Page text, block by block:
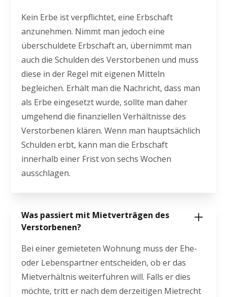
Kein Erbe ist verpflichtet, eine Erbschaft
anzunehmen. Nimmt man jedoch eine
überschuldete Erbschaft an, übernimmt man
auch die Schulden des Verstorbenen und muss
diese in der Regel mit eigenen Mitteln
begleichen. Erhält man die Nachricht, dass man
als Erbe eingesetzt wurde, sollte man daher
umgehend die finanziellen Verhältnisse des
Verstorbenen klären. Wenn man hauptsächlich
Schulden erbt, kann man die Erbschaft
innerhalb einer Frist von sechs Wochen
ausschlagen.
Was passiert mit Mietverträgen des
Verstorbenen?
Bei einer gemieteten Wohnung muss der Ehe-
oder Lebenspartner entscheiden, ob er das
Mietverhältnis weiterführen will. Falls er dies
möchte, tritt er nach dem derzeitigen Mietrecht